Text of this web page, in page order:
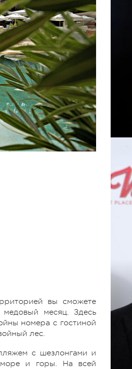
вы сможете
месяц. Здесь
номера с гостиной
лес.
с шезлонгами и
и горы. На всей